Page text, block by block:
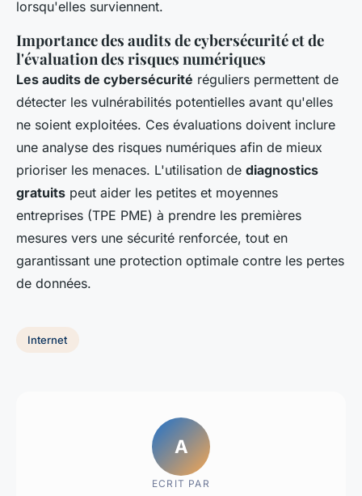
lorsqu'elles surviennent.
Importance des audits de cybersécurité et de
l'évaluation des risques numériques
Les audits de cybersécurité réguliers permettent de
détecter les vulnérabilités potentielles avant qu'elles
ne soient exploitées. Ces évaluations doivent inclure
une analyse des risques numériques afin de mieux
prioriser les menaces. L'utilisation de diagnostics
gratuits peut aider les petites et moyennes
entreprises (TPE PME) à prendre les premières
mesures vers une sécurité renforcée, tout en
garantissant une protection optimale contre les pertes
de données.
Internet
A
ECRIT PAR